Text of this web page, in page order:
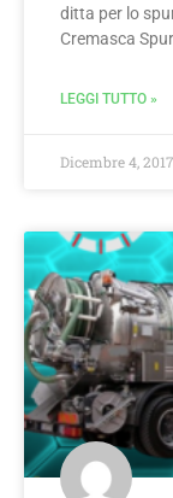
ditta per lo
Cremasca
LEGGI TUTTO »
Dicembre 4, 2017